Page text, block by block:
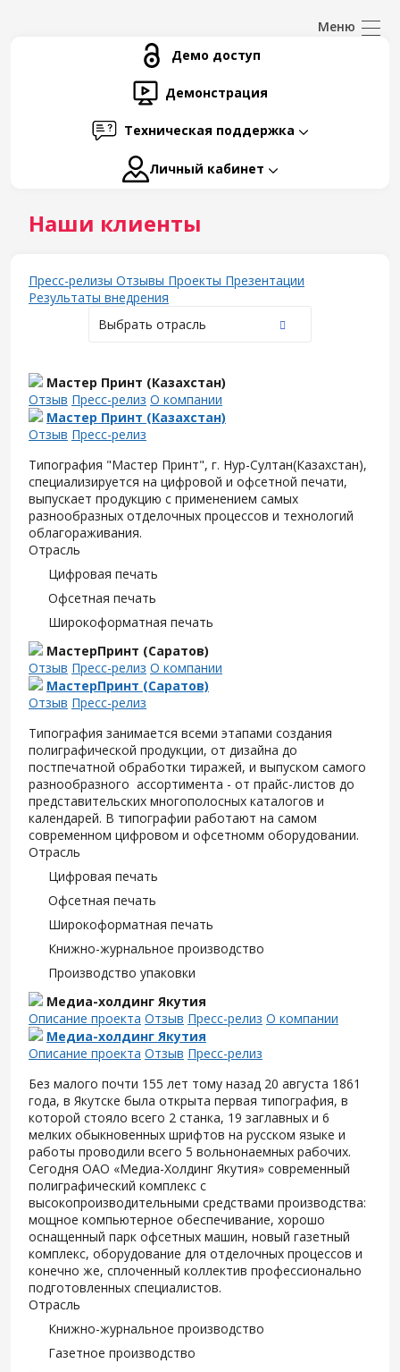
Демо доступ
Демонстрация
Техническая поддержка
Личный кабинет
Наши клиенты
Пресс-релизы Отзывы Проекты Презентации
Результаты внедрения
Выбрать отрасль
Мастер Принт (Казахстан)
Отзыв Пресс-релиз О компании
Мастер Принт (Казахстан)
Отзыв Пресс-релиз
Типография "Мастер Принт", г. Нур-Султан(Казахстан),
специализируется на цифровой и офсетной печати,
выпускает продукцию с применением самых
разнообразных отделочных процессов и технологий
облагораживания.
Отрасль
Цифровая печать
Офсетная печать
Широкоформатная печать
МастерПринт (Саратов)
Отзыв Пресс-релиз О компании
МастерПринт (Саратов)
Отзыв Пресс-релиз
Типография занимается всеми этапами создания
полиграфической продукции, от дизайна до
постпечатной обработки тиражей, и выпуском самого
разнообразного ассортимента - от прайс-листов до
представительских многополосных каталогов и
календарей. В типографии работают на самом
современном цифровом и офсетномм оборудовании.
Отрасль
Цифровая печать
Офсетная печать
Широкоформатная печать
Книжно-журнальное производство
Производство упаковки
Медиа-холдинг Якутия
Описание проекта Отзыв Пресс-релиз О компании
Медиа-холдинг Якутия
Описание проекта Отзыв Пресс-релиз
Без малого почти 155 лет тому назад 20 августа 1861
года, в Якутске была открыта первая типография, в
которой стояло всего 2 станка, 19 заглавных и 6
мелких обыкновенных шрифтов на русском языке и
работы проводили всего 5 вольнонаемных рабочих.
Сегодня ОАО «Медиа-Холдинг Якутия» современный
полиграфический комплекс с
высокопроизводительными средствами производства:
мощное компьютерное обеспечивание, хорошо
оснащенный парк офсетных машин, новый газетный
комплекс, оборудование для отделочных процессов и
конечно же, сплоченный коллектив профессионально
подготовленных специалистов.
Отрасль
Книжно-журнальное производство
Газетное производство